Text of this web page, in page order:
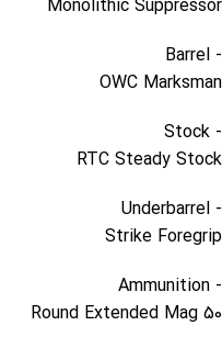
Monolithic Suppressor
- Barrel
OWC Marksman
- Stock
RTC Steady Stock
- Underbarrel
Strike Foregrip
- Ammunition
50 Round Extended Mag